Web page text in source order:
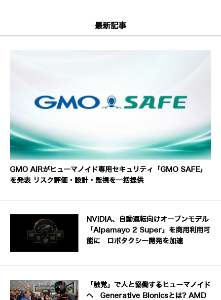
最新記事
GMO AIRがヒューマノイド専用セキュリティ「GMO SAFE」
を発表 リスク評価・設計・監視を一括提供
NVIDIA、自動運転向けオープンモデル
「Alpamayo 2 Super」を商用利用可
能に ロボタクシー開発を加速
「触覚」で人と協働するヒューマノイド
へ Generative Bionicsとは? AMD